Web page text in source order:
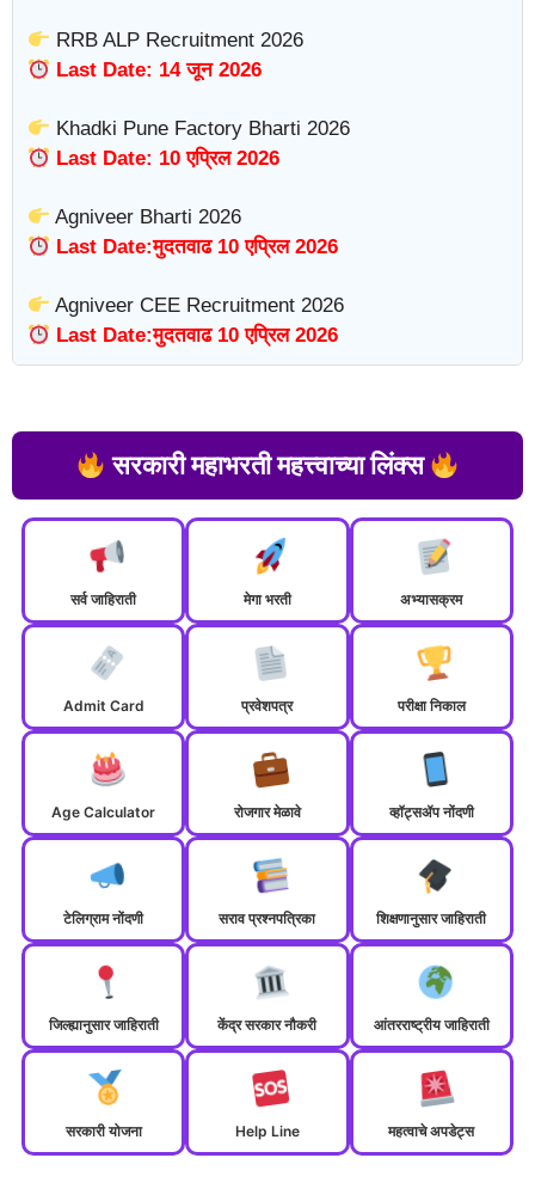
RRB ALP Recruitment 2026
Last Date: 14 जून 2026
Khadki Pune Factory Bharti 2026
Last Date: 10 एप्रिल 2026
Agniveer Bharti 2026
Last Date:मुदतवाढ 10 एप्रिल 2026
Agniveer CEE Recruitment 2026
Last Date:मुदतवाढ 10 एप्रिल 2026
सरकारी महाभरती महत्त्वाच्या लिंक्स
सर्व जाहिराती मेगा भरती अभ्यासक्रम
Admit Card प्रवेशपत्र परीक्षा निकाल
Age Calculator रोजगार मेळावे व्हॉट्सॲप नोंदणी
टेलिग्राम नोंदणी सराव प्रश्नपत्रिका शिक्षणानुसार जाहिराती
जिल्ह्यानुसार जाहिराती केंद्र सरकार नौकरी आंतरराष्ट्रीय जाहिराती
सरकारी योजना Help Line महत्वाचे अपडेट्स